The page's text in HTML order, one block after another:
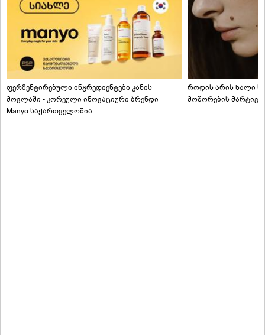
ფერმენტირებული ინგრედიენტები კანის
მოვლაში - კორეული ინოვაციური ბრენდი
Manyo საქართველოშია
როდის არის ხალი
მოშორების